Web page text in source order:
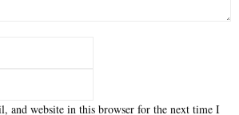
and website in this browser for the next time I